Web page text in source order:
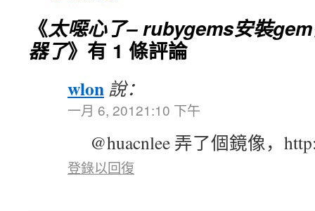
《太噁心了– rubygems安裝
器了》有 1 條評論
wlon 說：
一月 6, 20121:10 下午
@huacnlee 弄了個鏡像，
登錄以回復